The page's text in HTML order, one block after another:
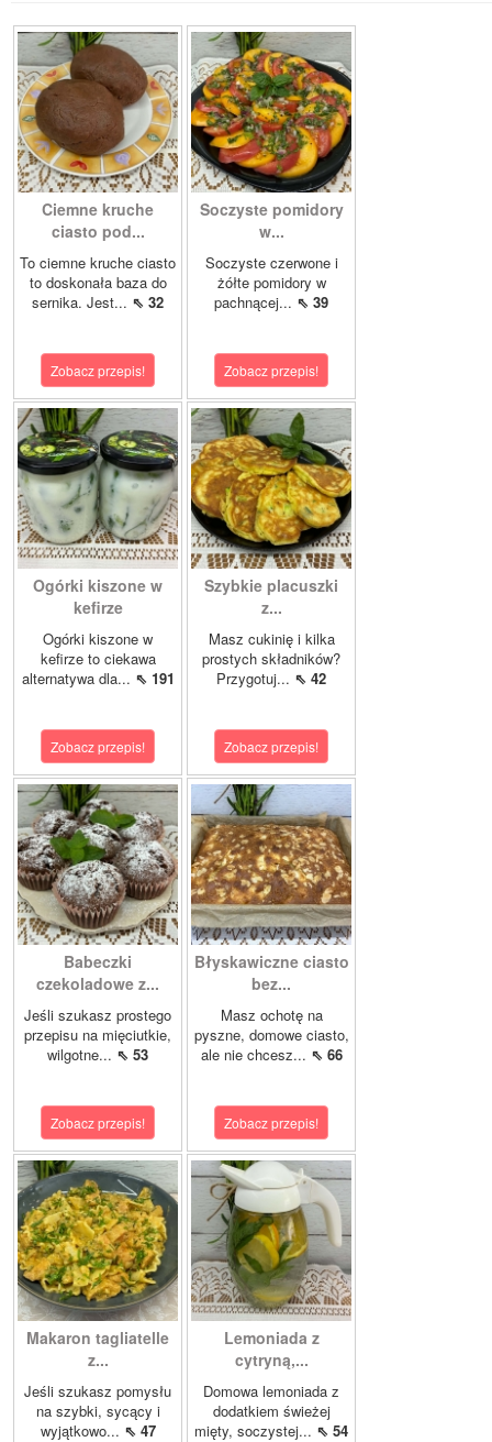
Ciemne kruche
ciasto pod...
To ciemne kruche ciasto
to doskonała baza do
sernika. Jest... ⇖ 32
Zobacz przepis!
Soczyste pomidory
w...
Soczyste czerwone i
żółte pomidory w
pachnącej... ⇖ 39
Zobacz przepis!
Ogórki kiszone w
kefirze
Ogórki kiszone w
kefirze to ciekawa
alternatywa dla... ⇖ 191
Zobacz przepis!
Szybkie placuszki
z...
Masz cukinię i kilka
prostych składników?
Przygotuj... ⇖ 42
Zobacz przepis!
Babeczki
czekoladowe z...
Jeśli szukasz prostego
przepisu na mięciutkie,
wilgotne... ⇖ 53
Zobacz przepis!
Błyskawiczne ciasto
bez...
Masz ochotę na
pyszne, domowe ciasto,
ale nie chcesz... ⇖ 66
Zobacz przepis!
Makaron tagliatelle
z...
Jeśli szukasz pomysłu
na szybki, sycący i
wyjątkowo... ⇖ 47
Lemoniada z
cytryną,...
Domowa lemoniada z
dodatkiem świeżej
mięty, soczystej... ⇖ 54